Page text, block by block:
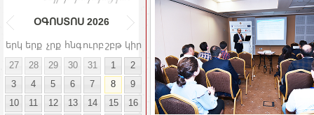
ՕԳՈՍՏՈՍ 2026
երկ երք չրք հնգուրբ շբթ կիր
27
28 29 30 31 1
2
3
4 5 6 7 8
9
10
11 12 13 14 15
16